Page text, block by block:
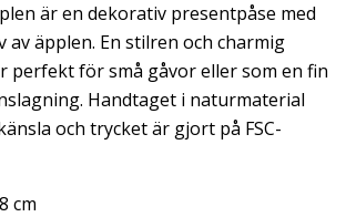
är en dekorativ presentpåse med
av äpplen. En stilren och charmig
perfekt för små gåvor eller som en fin
Handtaget i naturmaterial
och trycket är gjort på FSC-
cm